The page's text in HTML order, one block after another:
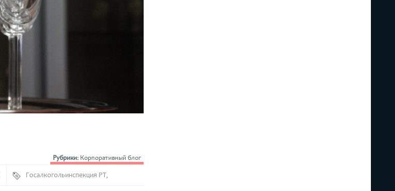
Рубрики: Корпоративный блог
Госалкогольинспекция РТ,